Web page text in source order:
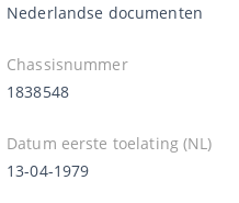
Nederlandse documenten
Chassisnummer
1838548
Datum eerste toelating (NL)
13-04-1979